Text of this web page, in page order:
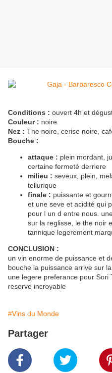
Conditions : ouvert 4h et
Couleur : noire
Nez : The noire, cerise noire,
Bouche :
attaque : plein mordant,
certaine fermeté derriere
milieu : seveux, plein,
tellurique
finale : puissante et
et une seve et acidité qui
pour l un d entre nous.
sur la reglisse, le the noir
tannique legerement
CONCLUSION :
un vin enorme de puissance et
bouche la puissance arrive sur
une legere preferance pour Sori
reserve incroyable
#Vins du Monde
Partager